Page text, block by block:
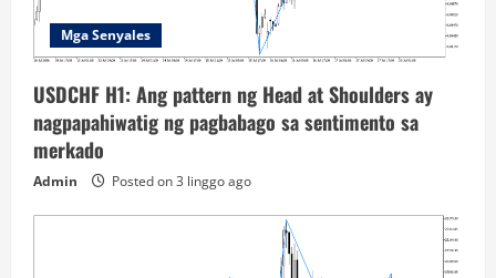
Mga Senyales
USDCHF H1: Ang pattern ng Head at Shoulders ay
nagpapahiwatig ng pagbabago sa sentimento sa
merkado
Admin Posted on 3 linggo ago